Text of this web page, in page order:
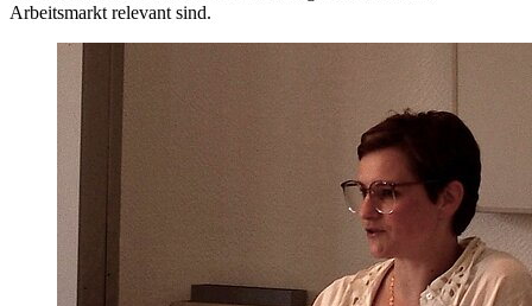
Arbeitsmarkt relevant sind.